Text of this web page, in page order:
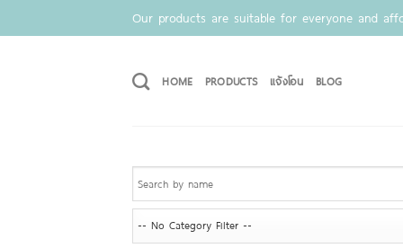
to
Our products are suitable for everyone and
HOME PRODUCTS แจ้งโอน BLOG